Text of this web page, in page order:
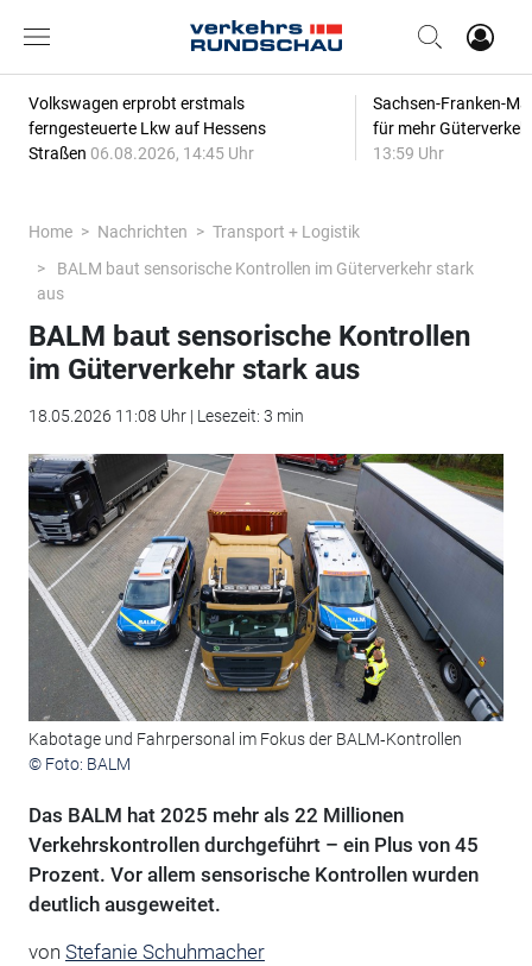
Volkswagen erprobt erstmals
ferngesteuerte Lkw auf Hessens
Straßen 06.08.2026, 14:45 Uhr
Sachsen-Franken-
für mehr
13:59 Uhr
Home Nachrichten
Transport + Logistik
BALM baut sensorische Kontrollen im Güterverkehr stark
aus
BALM baut sensorische Kontrollen
im Güterverkehr stark aus
18.05.2026 11:08 Uhr | Lesezeit: 3 min
Kabotage und Fahrpersonal im Fokus der BALM‑Kontrollen
© Foto: BALM
Das BALM hat 2025 mehr als 22 Millionen
Verkehrskontrollen durchgeführt – ein Plus von 45
Prozent. Vor allem sensorische Kontrollen wurden
deutlich ausgeweitet.
von Stefanie Schuhmacher